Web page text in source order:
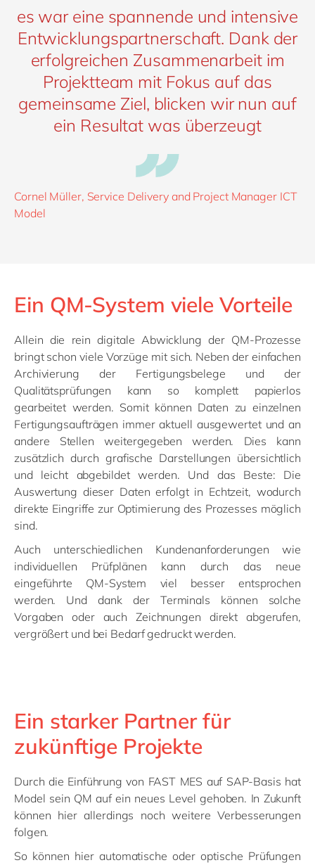
es war eine spannende und intensive
Entwicklungspartnerschaft. Dank der
erfolgreichen Zusammenarbeit im
Projektteam mit Fokus auf das
gemeinsame Ziel, blicken wir nun auf
ein Resultat was überzeugt
Cornel Müller, Service Delivery and Project Manager ICT
Model
Ein QM-System viele Vorteile
Allein die rein digitale Abwicklung der QM-Prozesse
bringt schon viele Vorzüge mit sich. Neben der einfachen
Archivierung der Fertigungsbelege und der
Qualitätsprüfungen kann so komplett papierlos
gearbeitet werden. Somit können Daten zu einzelnen
Fertigungsaufträgen immer aktuell ausgewertet und an
andere Stellen weitergegeben werden. Dies kann
zusätzlich durch grafische Darstellungen übersichtlich
und leicht abgebildet werden. Und das Beste: Die
Auswertung dieser Daten erfolgt in Echtzeit, wodurch
direkte Eingriffe zur Optimierung des Prozesses möglich
sind.
Auch unterschiedlichen Kundenanforderungen wie
individuellen Prüfplänen kann durch das neue
eingeführte QM-System viel besser entsprochen
werden. Und dank der Terminals können solche
Vorgaben oder auch Zeichnungen direkt abgerufen,
vergrößert und bei Bedarf gedruckt werden.
Ein starker Partner für
zukünftige Projekte
Durch die Einführung von FAST MES auf SAP-Basis hat
Model sein QM auf ein neues Level gehoben. In Zukunft
können hier allerdings noch weitere Verbesserungen
folgen.
So können hier automatische oder optische Prüfungen